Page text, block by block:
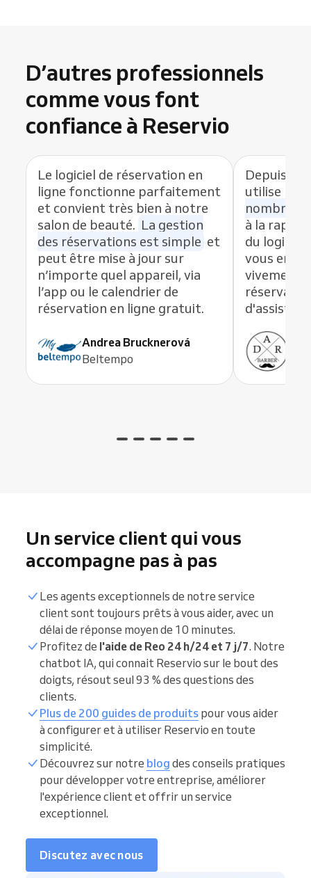
D’autres professionnels
comme vous font
confiance à Reservio
Le logiciel de réservation en
ligne fonctionne parfaitement
et convient très bien à notre
salon de beauté. La gestion
des réservations est simple et
peut être mise à jour sur
n’importe quel appareil, via
l’app ou le calendrier de
réservation en ligne gratuit.
Andrea Brucknerová
Beltempo
Depuis
utilise
nombre
à la
du logiciel
vous en
vivement
Un service client qui vous
accompagne pas à pas
Les agents exceptionnels de notre service
client sont toujours prêts à vous aider, avec un
délai de réponse moyen de 10 minutes.
Profitez de l'aide de Reo 24 h/24 et 7 j/7. Notre
chatbot IA, qui connait Reservio sur le bout des
doigts, résout seul 93 % des questions des
clients.
Plus de 200 guides de produits pour vous aider
à configurer et à utiliser Reservio en toute
simplicité.
Découvrez sur notre blog des conseils pratiques
pour développer votre entreprise, améliorer
l'expérience client et offrir un service
exceptionnel.
Discutez avec nous